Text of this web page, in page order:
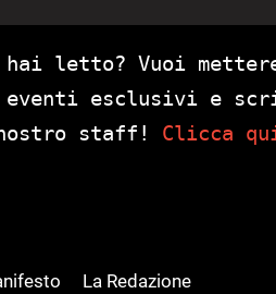
letto? Vuoi
eventi esclusivi e
staff! Clicca
La Redazione